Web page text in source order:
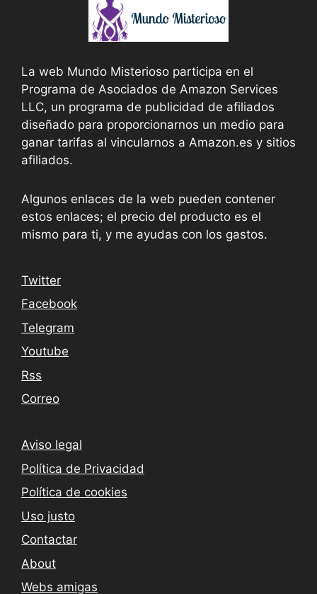
La web Mundo Misterioso participa en el
Programa de Asociados de Amazon Services
LLC, un programa de publicidad de afiliados
diseñado para proporcionarnos un medio para
ganar tarifas al vincularnos a Amazon.es y sitios
afiliados.
Algunos enlaces de la web pueden contener
estos enlaces; el precio del producto es el
mismo para ti, y me ayudas con los gastos.
Twitter
Facebook
Telegram
Youtube
Rss
Correo
Aviso legal
Política de Privacidad
Política de cookies
Uso justo
Contactar
About
Webs amigas